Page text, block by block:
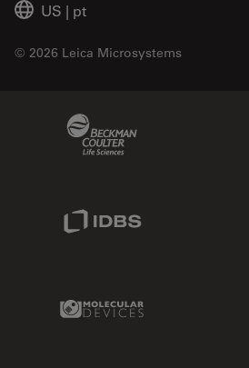
US | pt
© 2026 Leica Microsystems
Molecular Devices Link